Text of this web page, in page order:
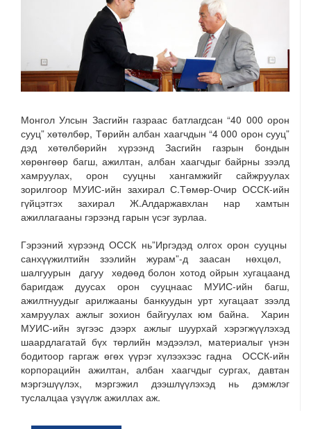
Монгол Улсын Засгийн газраас батлагдсан “40 000 орон
сууц” хөтөлбөр, Төрийн албан хаагчдын “4 000 орон сууц”
дэд хөтөлбөрийн хүрээнд Засгийн газрын бондын
хөрөнгөөр багш, ажилтан, албан хаагчдыг байрны зээлд
хамруулах, орон сууцны хангамжийг сайжруулах
зорилгоор МУИС-ийн захирал С.Төмөр-Очир ОССК-ийн
гүйцэтгэх захирал Ж.Алдаржавхлан нар хамтын
ажиллагааны гэрээнд гарын үсэг зурлаа.
Гэрээний хүрээнд ОССК нь”Иргэдэд олгох орон сууцны
санхүүжилтийн зээлийн журам”-д заасан нөхцөл,
шалгуурын дагуу хөдөөд болон хотод ойрын хугацаанд
баригдаж дуусах орон сууцнаас МУИС-ийн багш,
ажилтнуудыг арилжааны банкуудын урт хугацаат зээлд
хамруулах ажлыг зохион байгуулах юм байна. Харин
МУИС-ийн зүгээс дээрх ажлыг шуурхай хэрэгжүүлэхэд
шаардлагатай бүх төрлийн мэдээлэл, материалыг үнэн
бодитоор гаргаж өгөх үүрэг хүлээхээс гадна ОССК-ийн
корпорацийн ажилтан, албан хаагчдыг сургах, давтан
мэргэшүүлэх, мэргэжил дээшлүүлэхэд нь дэмжлэг
туслалцаа үзүүлж ажиллах аж.